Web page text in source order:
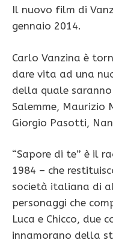
Il nuovo film di
gennaio 2014.
Carlo Vanzina è
dare vita ad una
della quale
Salemme,
Giorgio Pasotti,
“Sapore di te” è il
1984 – che
società italiana di
personaggi che
Luca e Chicco, due
innamorano della